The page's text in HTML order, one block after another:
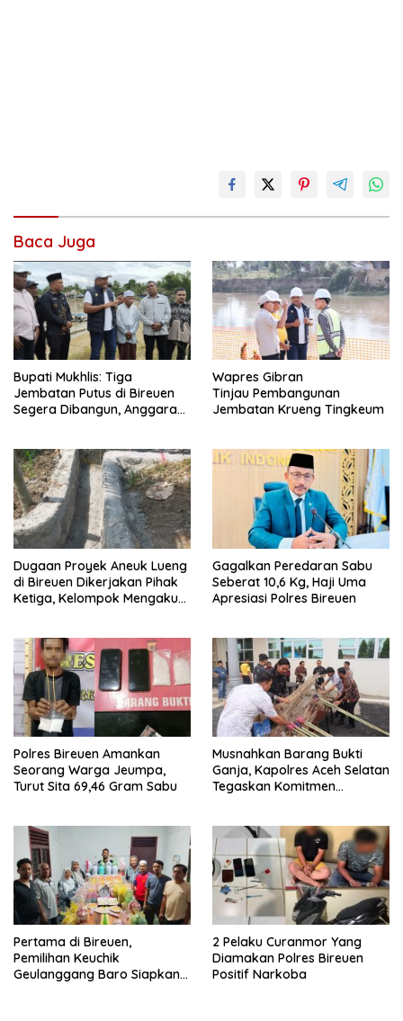
Baca Juga
Bupati Mukhlis: Tiga
Jembatan Putus di Bireuen
Segera Dibangun, Anggaran
Wapres Gibran
Tinjau Pembangunan
Jembatan Krueng Tingkeum
Dugaan Proyek Aneuk Lueng
di Bireuen Dikerjakan Pihak
Ketiga, Kelompok Mengaku
Gagalkan Peredaran Sabu
Seberat 10,6 Kg, Haji Uma
Apresiasi Polres Bireuen
Polres Bireuen Amankan
Seorang Warga Jeumpa,
Turut Sita 69,46 Gram Sabu
Musnahkan Barang Bukti
Ganja, Kapolres Aceh Selatan
Tegaskan Komitmen
Pertama di Bireuen,
Pemilihan Keuchik
Geulanggang Baro Siapkan
2 Pelaku Curanmor Yang
Diamakan Polres Bireuen
Positif Narkoba